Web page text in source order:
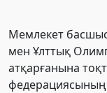
Мемлекет
мен Ұлттық
атқарғанына
федерациясының